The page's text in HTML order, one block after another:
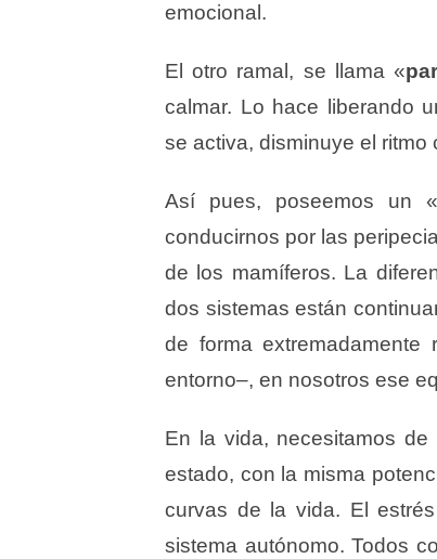
emocional.
El otro ramal, se llama «
calmar. Lo hace liberando
se activa, disminuye el ritmo
Así pues, poseemos un
conducirnos por las
de los mamíferos. La
dos sistemas están
de forma
entorno–, en nosotros ese
En la vida, necesitamos
estado, con la misma
curvas de la vida. El
sistema autónomo. Todos